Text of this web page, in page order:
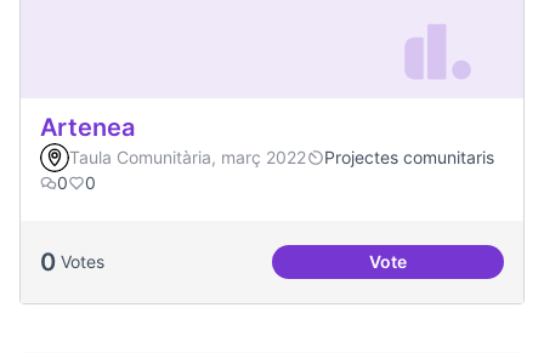
Artenea
Taula Comunitària, març 2022
Projectes comunitaris
0
0
0 Votes VoteArtenea